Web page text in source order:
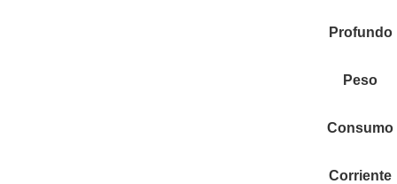
Profundo
Peso
Consumo
Corriente